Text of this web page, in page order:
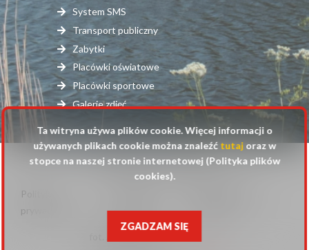
System SMS
Transport publiczny
Zabytki
Placówki oświatowe
Placówki sportowe
Galerie zdjęć
© 2025 Urząd Gminy Raszyn
Stopka
Polityka
prywatności
strony
cookies
Ta witryna używa plików cookie. Więcej informacji o
używanych plikach cookie można znaleźć tutajoraz w
stopce na naszej stronie internetowej (Polityka plików
cookies).
ZGADZAM SIĘ